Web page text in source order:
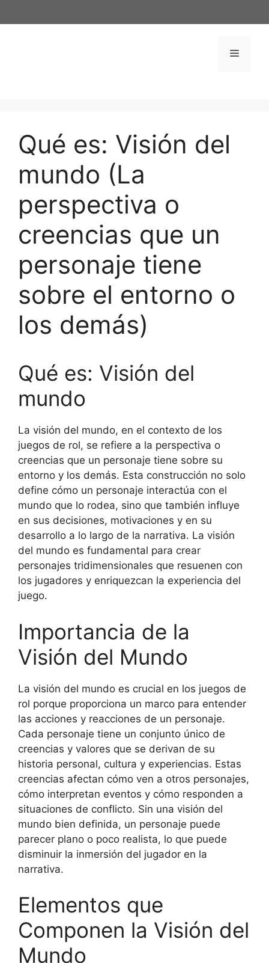
al
Menú
Qué es: Visión del
mundo (La
perspectiva o
creencias que un
personaje tiene
sobre el entorno o
los demás)
Qué es: Visión del
mundo
La visión del mundo, en el contexto de los
juegos de rol, se refiere a la perspectiva o
creencias que un personaje tiene sobre su
entorno y los demás. Esta construcción no solo
define cómo un personaje interactúa con el
mundo que lo rodea, sino que también influye
en sus decisiones, motivaciones y en su
desarrollo a lo largo de la narrativa. La visión
del mundo es fundamental para crear
personajes tridimensionales que resuenen con
los jugadores y enriquezcan la experiencia del
juego.
Importancia de la
Visión del Mundo
La visión del mundo es crucial en los juegos de
rol porque proporciona un marco para entender
las acciones y reacciones de un personaje.
Cada personaje tiene un conjunto único de
creencias y valores que se derivan de su
historia personal, cultura y experiencias. Estas
creencias afectan cómo ven a otros personajes,
cómo interpretan eventos y cómo responden a
situaciones de conflicto. Sin una visión del
mundo bien definida, un personaje puede
parecer plano o poco realista, lo que puede
disminuir la inmersión del jugador en la
narrativa.
Elementos que
Componen la Visión del
Mundo